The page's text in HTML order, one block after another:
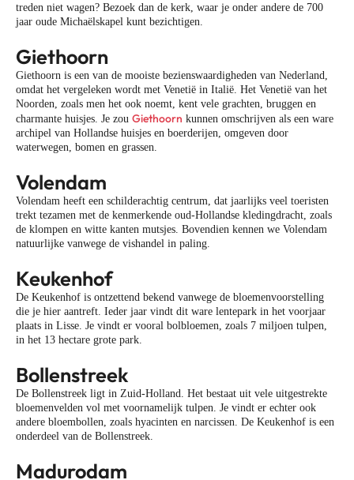
treden niet wagen? Bezoek dan de kerk, waar je onder andere de 700
jaar oude Michaëlskapel kunt bezichtigen.
Giethoorn
Giethoorn is een van de mooiste bezienswaardigheden van Nederland,
omdat het vergeleken wordt met Venetië in Italië. Het Venetië van het
Noorden, zoals men het ook noemt, kent vele grachten, bruggen en
charmante huisjes. Je zou Giethoorn kunnen omschrijven als een ware
archipel van Hollandse huisjes en boerderijen, omgeven door
waterwegen, bomen en grassen.
Volendam
Volendam heeft een schilderachtig centrum, dat jaarlijks veel toeristen
trekt tezamen met de kenmerkende oud-Hollandse kledingdracht, zoals
de klompen en witte kanten mutsjes. Bovendien kennen we Volendam
natuurlijke vanwege de vishandel in paling.
Keukenhof
De Keukenhof is ontzettend bekend vanwege de bloemenvoorstelling
die je hier aantreft. Ieder jaar vindt dit ware lentepark in het voorjaar
plaats in Lisse. Je vindt er vooral bolbloemen, zoals 7 miljoen tulpen,
in het 13 hectare grote park.
Bollenstreek
De Bollenstreek ligt in Zuid-Holland. Het bestaat uit vele uitgestrekte
bloemenvelden vol met voornamelijk tulpen. Je vindt er echter ook
andere bloembollen, zoals hyacinten en narcissen. De Keukenhof is een
onderdeel van de Bollenstreek.
Madurodam